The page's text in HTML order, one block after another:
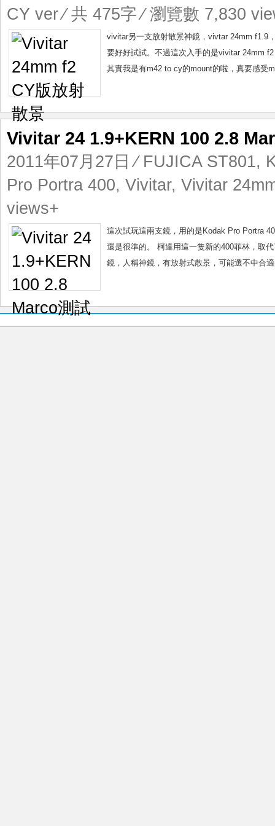
CY ver⁄ 共 475字 ⁄ 瀏覽數 7,830
vivitar另一支放射散景神鏡，vivtar 24mm f1.9
要好好試試。不過這次入手的是vivitar 24mm
其實我是有m42 to cy的mount的啦，真要感受
Vivitar 24 1.9+KERN 100 2.8
2011年07月27日 ⁄ FUJICA ST801,
Pro Portra 400, Vivitar, Vivitar
views+
這次試玩這兩支鏡，用的是Kodak Pro Portra
還是很準的。 柯達用這一隻新的400菲林，取
鏡，人稱神鏡，有放射式散景，可能選不中合